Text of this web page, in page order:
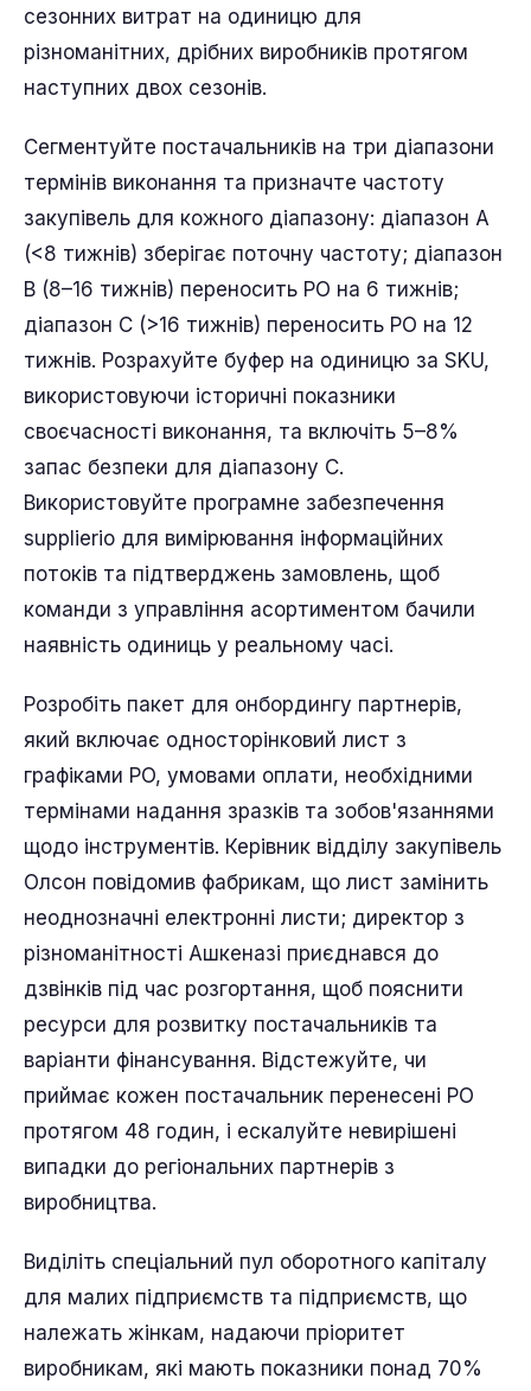
сезонних витрат на одиницю для
різноманітних, дрібних виробників протягом
наступних двох сезонів.
Сегментуйте постачальників на три діапазони
термінів виконання та призначте частоту
закупівель для кожного діапазону: діапазон A
(<8 тижнів) зберігає поточну частоту; діапазон
B (8–16 тижнів) переносить PO на 6 тижнів;
діапазон C (>16 тижнів) переносить PO на 12
тижнів. Розрахуйте буфер на одиницю за SKU,
використовуючи історичні показники
своєчасності виконання, та включіть 5–8%
запас безпеки для діапазону C.
Використовуйте програмне забезпечення
supplierio для вимірювання інформаційних
потоків та підтверджень замовлень, щоб
команди з управління асортиментом бачили
наявність одиниць у реальному часі.
Розробіть пакет для онбордингу партнерів,
який включає односторінковий лист з
графіками PO, умовами оплати, необхідними
термінами надання зразків та зобов'язаннями
щодо інструментів. Керівник відділу закупівель
Олсон повідомив фабрикам, що лист замінить
неоднозначні електронні листи; директор з
різноманітності Ашкеназі приєднався до
дзвінків під час розгортання, щоб пояснити
ресурси для розвитку постачальників та
варіанти фінансування. Відстежуйте, чи
приймає кожен постачальник перенесені PO
протягом 48 годин, і ескалуйте невирішені
випадки до регіональних партнерів з
виробництва.
Виділіть спеціальний пул оборотного капіталу
для малих підприємств та підприємств, що
належать жінкам, надаючи пріоритет
виробникам, які мають показники понад 70%